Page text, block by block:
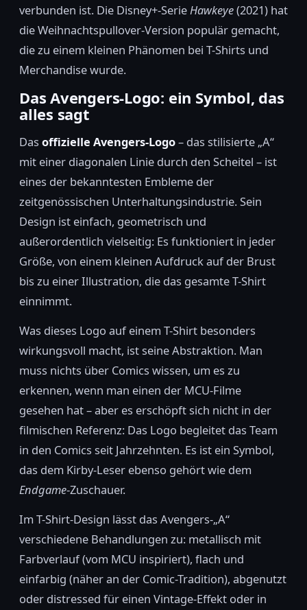
verbunden ist. Die Disney+-SerieHawkeye(2021) hat
die Weihnachtspullover-Version populär gemacht,
die zu einem kleinen Phänomen bei T-Shirts und
Merchandise wurde.
Das Avengers-Logo: ein Symbol, das
alles sagt
Das offizielle Avengers-Logo– das stilisierte „A“
mit einer diagonalen Linie durch den Scheitel – ist
eines der bekanntesten Embleme der
zeitgenössischen Unterhaltungsindustrie. Sein
Design ist einfach, geometrisch und
außerordentlich vielseitig: Es funktioniert in jeder
Größe, von einem kleinen Aufdruck auf der Brust
bis zu einer Illustration, die das gesamte T-Shirt
einnimmt.
Was dieses Logo auf einem T-Shirt besonders
wirkungsvoll macht, ist seine Abstraktion. Man
muss nichts über Comics wissen, um es zu
erkennen, wenn man einen der MCU-Filme
gesehen hat – aber es erschöpft sich nicht in der
filmischen Referenz: Das Logo begleitet das Team
in den Comics seit Jahrzehnten. Es ist ein Symbol,
das dem Kirby-Leser ebenso gehört wie dem
Endgame-Zuschauer.
Im T-Shirt-Design lässt das Avengers-„A“
verschiedene Behandlungen zu: metallisch mit
Farbverlauf (vom MCU inspiriert), flach und
einfarbig (näher an der Comic-Tradition), abgenutzt
oder distressed für einen Vintage-Effekt oder in